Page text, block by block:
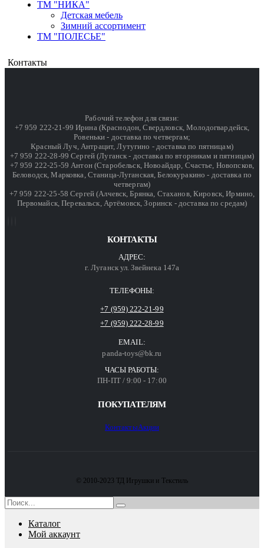
ТМ "НИКА"
Детская мебель
Зимний ассортимент
ТМ "ПОЛЕСЬЕ"
Контакты
Рабочий телефон для связи:
+7 959 222-21-99 Ирина (Краснодон, Свердловск, Молодогвардейск,
Ровеньки - доставка по четвергам;
Красный Луч, Антрацит, Лутугино - доставка по пятницам)
+7 959 222-28-99 Сергей (Луганск - доставка по вторникам и пятницам)
+7 959 222-25-59 Антон (Старобельск, Новоайдар, Счастье, Новопсков,
Беловодск, Марковка, Станица-Луганская, Белокуракино - доставка по
четвергам)
+7 959 222-25-58 Сергей (Алчевск, Брянка, Стаханов, Кировск, Ирмино,
Первомайск, Перевальск, Артёмовск, Зоринск - доставка по средам)
КОНТАКТЫ
АДРЕС:
г. Луганск ул. Звейнека 147а
ТЕЛЕФОНЫ:
+7 (959) 222-21-99
+7 (959) 222-28-99
EMAIL:
panda-toys@bk.ru
ЧАСЫ РАБОТЫ:
ПН-ПТ / 9:00 - 17:00
ПОКУПАТЕЛЯМ
КонтактыАкции
© 2010-2023 ТД Игрушки и Текстиль
Каталог
Мой аккаунт